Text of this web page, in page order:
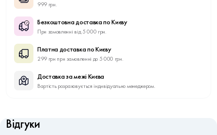
999 грн.
Безкоштовна доставка по Києву
При замовленні від 5 000 грн.
Платна доставка по Києву
299 грн при замовленні до 5 000 грн.
Доставка за межі Києва
Вартість розраховується індивідуально менеджером.
Відгуки